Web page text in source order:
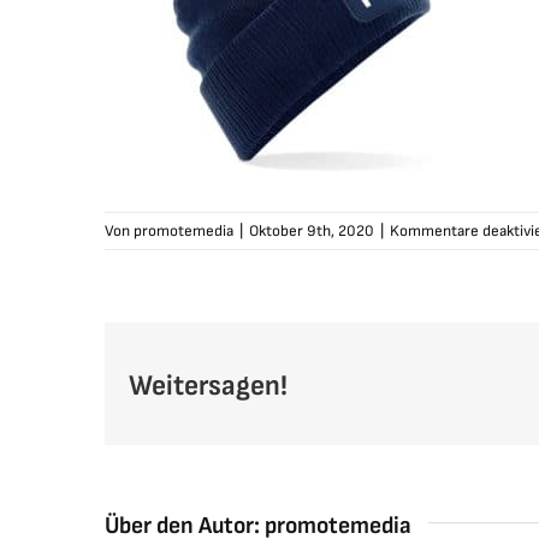
Von promotemedia Oktober 9th, 2020 Kommentare
Weitersagen!
Über den Autor: promotemedia